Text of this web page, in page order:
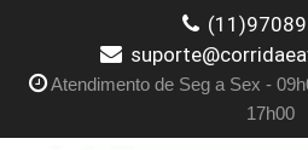
Atendimento de Seg a Sex -
17h00